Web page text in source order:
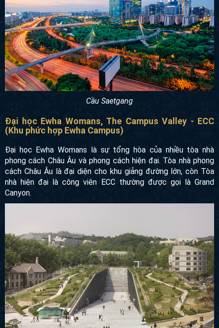
Cầu Saetgang
Đại học Ewha Womans, The Campus Valley - ECC
(Khu phức hợp Ewha Campus)
Đại học Ewha Womans là sự tổng hòa của nhiều tòa nhà
phong cách Châu Âu và phong cách hiện đại. Tòa nhà
phong cách Châu Âu là đại diện cho khu giảng đường lớn,